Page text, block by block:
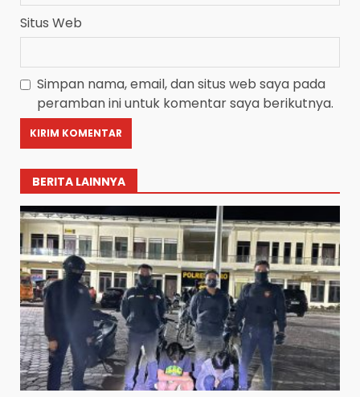
Situs Web
Simpan nama, email, dan situs web saya pada
peramban ini untuk komentar saya berikutnya.
BERITA LAINNYA